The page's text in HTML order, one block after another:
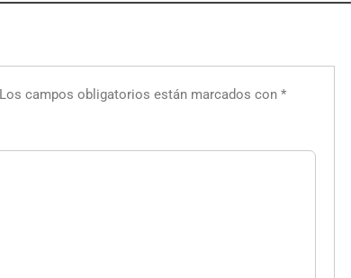
Los campos obligatorios están marcados con *